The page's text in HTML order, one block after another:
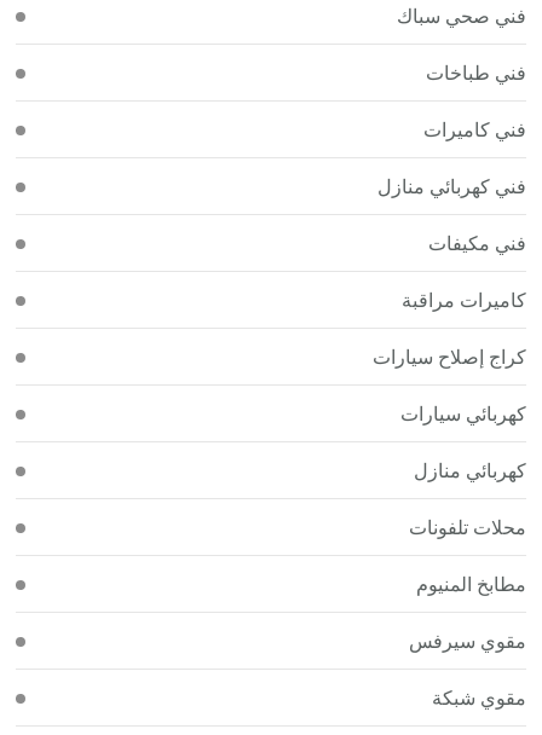
فني صحي سباك
فني طباخات
فني كاميرات
فني كهربائي منازل
فني مكيفات
كاميرات مراقبة
كراج إصلاح سيارات
كهربائي سيارات
كهربائي منازل
محلات تلفونات
مطابخ المنيوم
مقوي سيرفس
مقوي شبكة